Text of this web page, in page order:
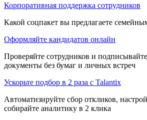
Корпоративная поддержка сотрудников
Какой соцпакет вы предлагаете
Оформляйте кандидатов онлайн
Проверяйте сотрудников и
документы без бумаг и личных встреч
Ускорьте подбор в 2 раза с Talantix
Автоматизируйте сбор откликов,
собирайте аналитику в 2 клика